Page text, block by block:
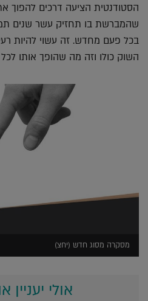
הסטודנטית הציעה דרכים להפוך
שהמברשת בו תחזיק עשר שנים
בכל פעם מחדש. זה עשוי להיות
השוק כולו וזה מה שהופך אותו
מסקרה מסוג חדש (יחצ)
אולי יעניין